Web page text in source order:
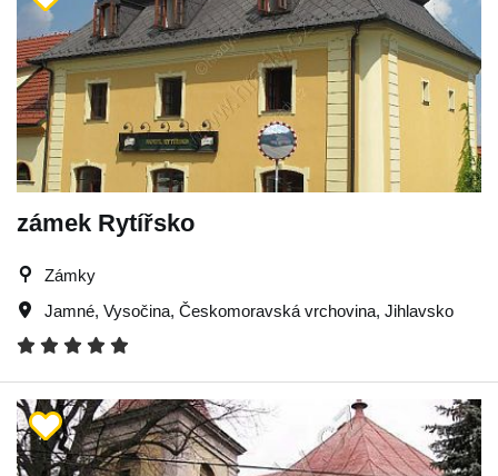
zámek Rytířsko
Zámky
Jamné, Vysočina, Českomoravská vrchovina, Jihlavsko